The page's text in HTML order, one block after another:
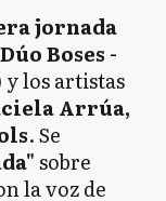
jornada
Dúo Boses -
los artistas
Arrúa,
. Se
sobre
la voz de